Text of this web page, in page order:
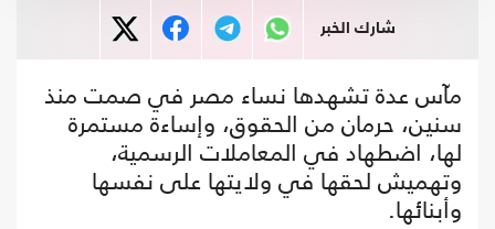
شارك الخبر
مآس عدة تشهدها نساء مصر في صمت منذ
سنين، حرمان من الحقوق، وإساءة مستمرة
لها، اضطهاد في المعاملات الرسمية،
وتهميش لحقها في ولايتها على نفسها
وأبنائها.